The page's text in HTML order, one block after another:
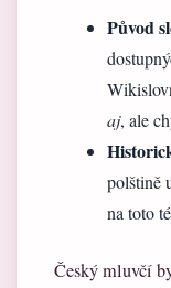
Původ
aj, ale
polštině
na toto
Český mluvčí